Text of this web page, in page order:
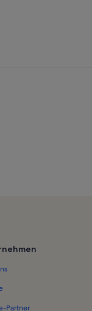
Partner